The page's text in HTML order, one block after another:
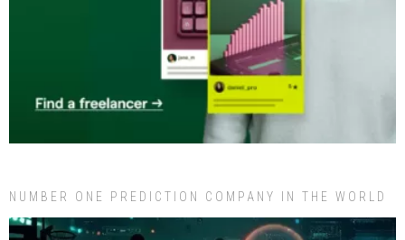
NUMBER ONE PREDICTION COMPANY IN THE WORLD